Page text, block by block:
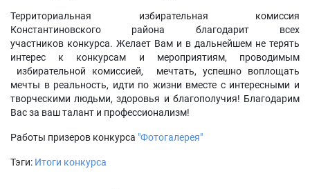
Территориальная избирательная комиссия
Константиновского района благодарит всех
участников конкурса. Желает Вам и в дальнейшем не терять
интерес к конкурсам и мероприятиям, проводимым
избирательной комиссией, мечтать, успешно воплощать
мечты в реальность, идти по жизни вместе с интересными и
творческими людьми, здоровья и благополучия! Благодарим
Вас за ваш талант и профессионализм!
Работы призеров конкурса "Фотогалерея"
Тэги: Итоги конкурса